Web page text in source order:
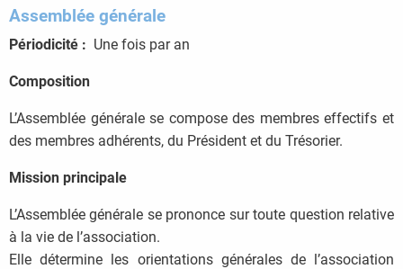
Assemblée générale
Périodicité : Une fois par an
Composition
L’Assemblée générale se compose des membres effectifs et
des membres adhérents, du Président et du Trésorier.
Mission principale
L’Assemblée générale se prononce sur toute question relative
à la vie de l’association.
Elle détermine les orientations générales de l’association